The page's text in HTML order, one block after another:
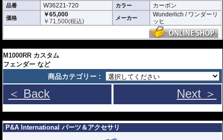
品番 W36221-720 カラー カーボン
価格
￥65,000
￥71,500(税込) メーカー
Wunderlich / ワンダーリ
ッヒ
M1000RR カスタム
フェンダー など
商品カテゴリー :
＜ Back Next ＞
P&A International パーツ＆アクセサリ